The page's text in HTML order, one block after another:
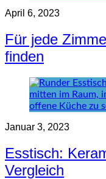
April 6, 2023
Für jede
finden
Januar 3, 2023
Esstisch:
Vergleich